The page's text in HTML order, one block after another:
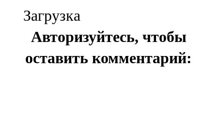
Загрузка
Авторизуйтесь, чтобы
оставить комментарий: